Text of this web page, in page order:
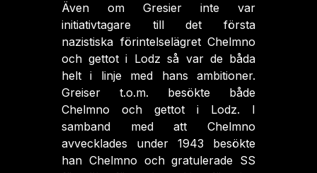
Även om Gresier inte var
initiativtagare till det första
nazistiska förintelselägret Chelmno
och gettot i Lodz så var de båda
helt i linje med hans ambitioner.
Greiser t.o.m. besökte både
Chelmno och gettot i Lodz. I
samband med att Chelmno
avvecklades under 1943 besökte
han Chelmno och gratulerade SS